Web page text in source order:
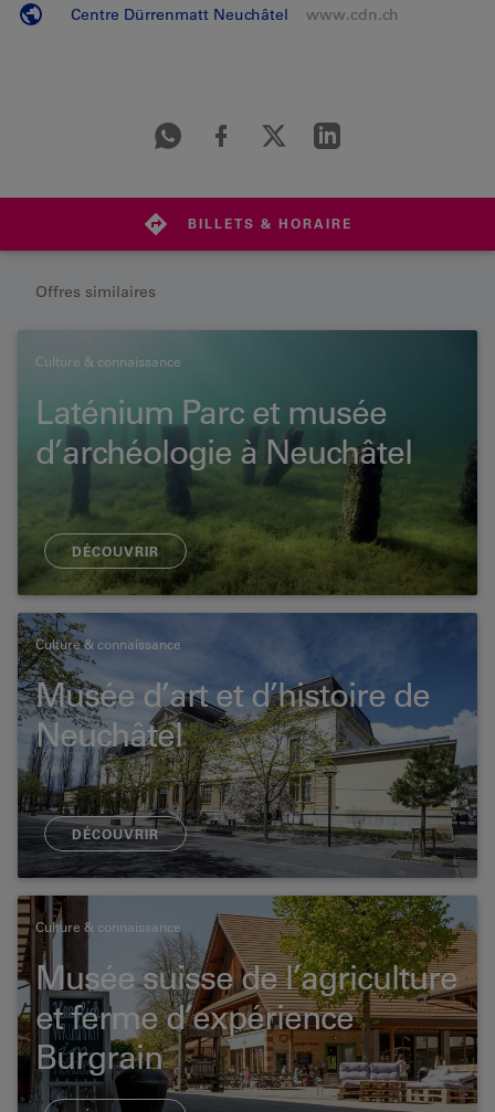
Centre Dürrenmatt Neuchâtel www.cdn.ch
BILLETS & HORAIRE
Offres similaires
Culture & connaissance
Laténium Parc et musée
d’archéologie à Neuchâtel
DÉCOUVRIR
Culture & connaissance
Musée d’art et d’histoire de
Neuchâtel
DÉCOUVRIR
Culture & connaissance
Musée suisse de l’agriculture
et ferme d’expérience
Burgrain